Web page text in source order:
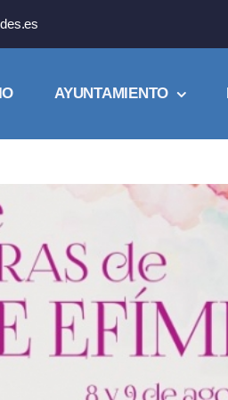
AYUNTAMIENTO